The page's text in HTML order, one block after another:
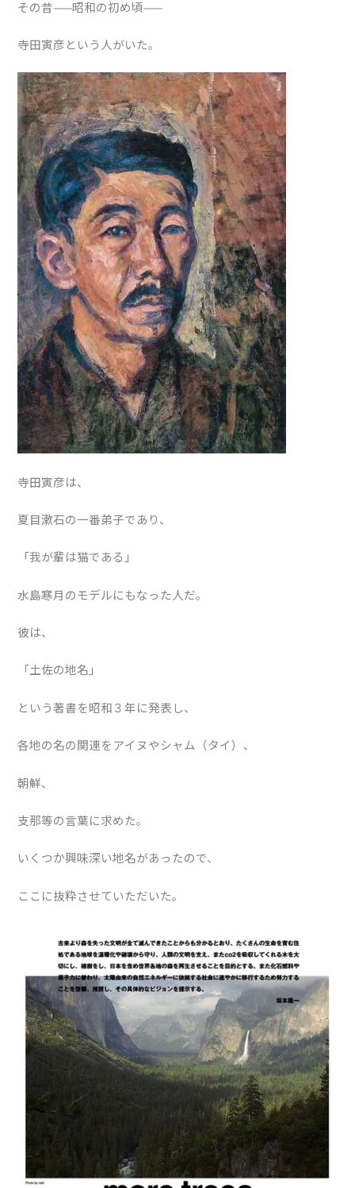
その昔——昭和の初め頃——
寺田寅彦という人がいた。
寺田寅彦は、
夏目漱石の一番弟子であり、
「我が輩は猫である」
水島寒月のモデルにもなった人だ。
彼は、
「土佐の地名」
という著書を昭和３年に発表し、
各地の名の関連をアイヌやシャム（タイ）、
朝鮮、
支那等の言葉に求めた。
いくつか興味深い地名があったので、
ここに抜粋させていただいた。